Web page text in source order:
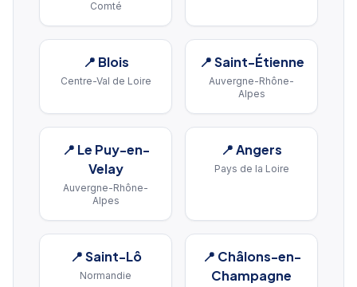
Comté
📍 Blois
Centre-Val de Loire
📍Saint-Étienne
Auvergne-Rhône-
Alpes
📍 Le Puy-en-
Velay
Auvergne-Rhône-
Alpes
📍Angers
Pays de la Loire
📍Saint-Lô
Normandie
📍 Châlons-en-
Champagne